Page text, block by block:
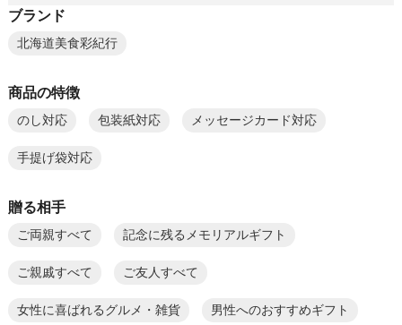
ブランド
北海道美食彩紀行
商品の特徴
のし対応 包装紙対応 メッセージカード対応
手提げ袋対応
贈る相手
ご両親すべて 記念に残るメモリアルギフト
ご親戚すべて ご友人すべて
女性に喜ばれるグルメ・雑貨 男性へのおすすめギフト